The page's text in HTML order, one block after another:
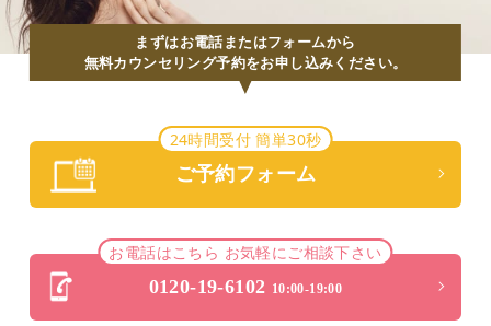
まずはお電話またはフォームから
無料カウンセリング予約をお申し込みください。
24時間受付 簡単30秒
ご予約フォーム
お電話はこちら お気軽にご相談下さい
0120-19-6102 10:00-19:00